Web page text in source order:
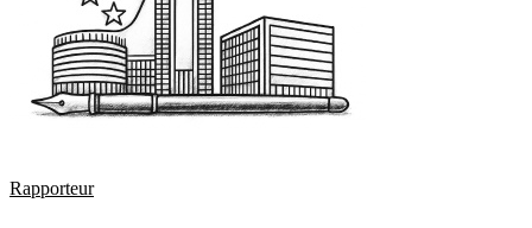
Rapporteur